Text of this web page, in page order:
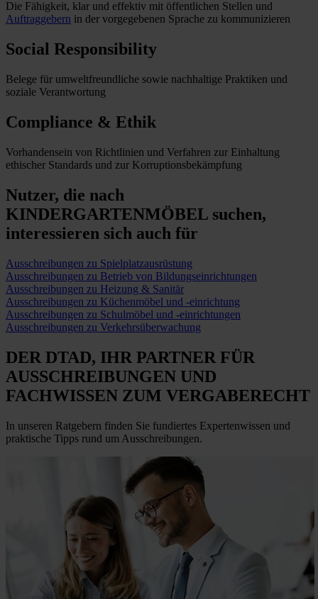
Die Fähigkeit, klar und effektiv mit öffentlichen Stellen und
Auftraggebern in der vorgegebenen Sprache zu kommunizieren
Social Responsibility
Belege für umweltfreundliche sowie nachhaltige Praktiken und
soziale Verantwortung
Compliance & Ethik
Vorhandensein von Richtlinien und Verfahren zur Einhaltung
ethischer Standards und zur Korruptionsbekämpfung
Nutzer, die nach
KINDERGARTENMÖBEL suchen,
interessieren sich auch für
Ausschreibungen zu Spielplatzausrüstung
Ausschreibungen zu Betrieb von Bildungseinrichtungen
Ausschreibungen zu Heizung & Sanitär
Ausschreibungen zu Küchenmöbel und -einrichtung
Ausschreibungen zu Schulmöbel und -einrichtungen
Ausschreibungen zu Verkehrsüberwachung
DER DTAD, IHR PARTNER FÜR
AUSSCHREIBUNGEN UND
FACHWISSEN ZUM VERGABERECHT
In unseren Ratgebern finden Sie fundiertes Expertenwissen und
praktische Tipps rund um Ausschreibungen.